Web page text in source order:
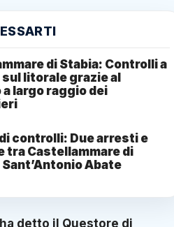
di Stabia: Controlli a
litorale grazie al
largo raggio dei
controlli: Due arresti e
tra Castellammare di
Sant’Antonio Abate
ha detto il Questore di